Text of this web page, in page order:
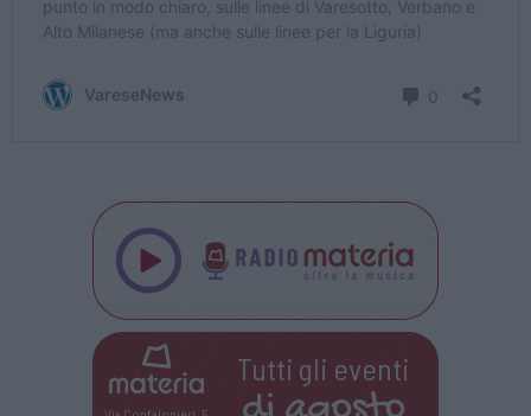
Tutti gli eventi